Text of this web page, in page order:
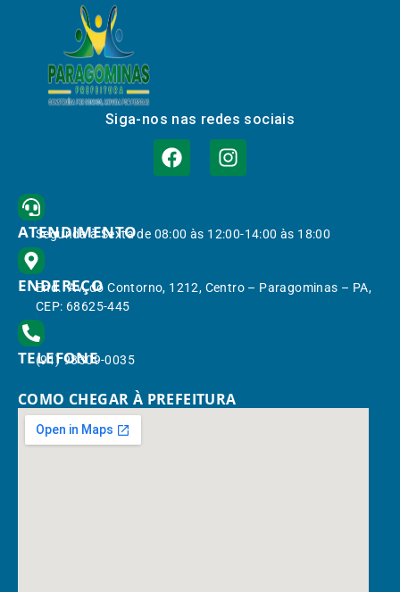
Siga-nos nas redes sociais
ATENDIMENTO
Segunda à Sexta de 08:00 às 12:00-14:00 às 18:00
ENDEREÇO
End.: Av. do Contorno, 1212, Centro – Paragominas – PA,
CEP: 68625-445
TELEFONE
(91) 98309-0035
COMO CHEGAR À PREFEITURA